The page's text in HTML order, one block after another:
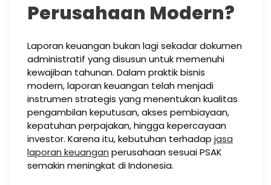
Perusahaan Modern?
Laporan keuangan bukan lagi sekadar dokumen
administratif yang disusun untuk memenuhi
kewajiban tahunan. Dalam praktik bisnis
modern, laporan keuangan telah menjadi
instrumen strategis yang menentukan kualitas
pengambilan keputusan, akses pembiayaan,
kepatuhan perpajakan, hingga kepercayaan
investor. Karena itu, kebutuhan terhadap jasa
laporan keuangan perusahaan sesuai PSAK
semakin meningkat di Indonesia.